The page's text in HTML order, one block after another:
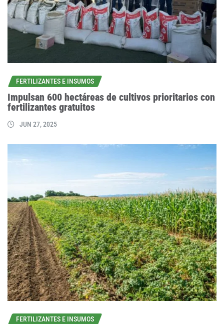
FERTILIZANTES E INSUMOS
Impulsan 600 hectáreas de cultivos prioritarios con
fertilizantes gratuitos
JUN 27, 2025
FERTILIZANTES E INSUMOS